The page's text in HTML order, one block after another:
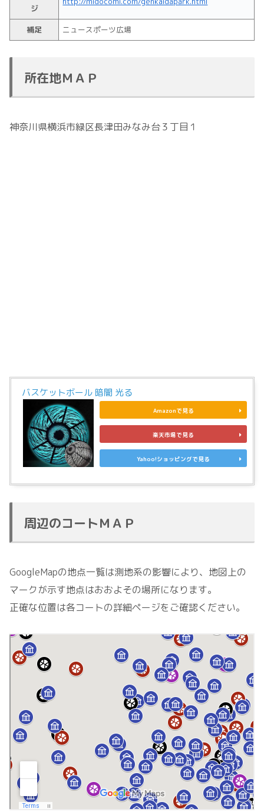
ジ
補足 ニュースポーツ広場
所在地ＭＡＰ
神奈川県横浜市緑区長津田みなみ台３丁目１
バスケットボール 暗闇 光る
Amazonで見る
楽天市場で見る
Yahoo!ショッピングで見る
周辺のコートＭＡＰ
GoogleMapの地点一覧は測地系の影響により、地図上の
マークが示す地点はおおよその場所になります。
正確な位置は各コートの詳細ページをご確認ください。